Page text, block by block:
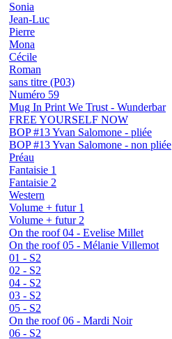
Sonia
Jean-Luc
Pierre
Mona
Cécile
Roman
sans titre (P03)
Numéro 59
Mug In Print We Trust - Wunderbar
FREE YOURSELF NOW
BOP #13 Yvan Salomone - pliée
BOP #13 Yvan Salomone - non pliée
Préau
Fantaisie 1
Fantaisie 2
Western
Volume + futur 1
Volume + futur 2
On the roof 04 - Evelise Millet
On the roof 05 - Mélanie Villemot
01 - S2
02 - S2
04 - S2
03 - S2
05 - S2
On the roof 06 - Mardi Noir
06 - S2